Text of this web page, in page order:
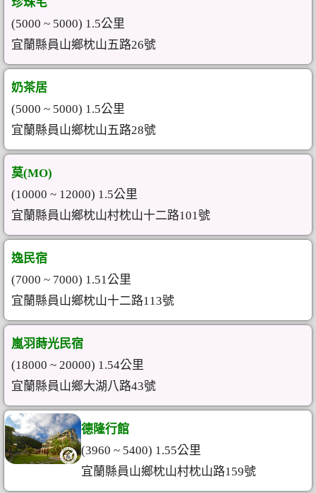
(5000 ~ 5000) 1.5公里
宜蘭縣員山鄉枕山五路26號
奶茶居
(5000 ~ 5000) 1.5公里
宜蘭縣員山鄉枕山五路28號
莫(MO)
(10000 ~ 12000) 1.5公里
宜蘭縣員山鄉枕山村枕山十二路101號
逸民宿
(7000 ~ 7000) 1.51公里
宜蘭縣員山鄉枕山十二路113號
嵐羽蒔光民宿
(18000 ~ 20000) 1.54公里
宜蘭縣員山鄉大湖八路43號
德隆行館
(3960 ~ 5400) 1.55公里
宜蘭縣員山鄉枕山村枕山路159號